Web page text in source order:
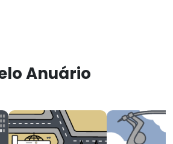
Anuário